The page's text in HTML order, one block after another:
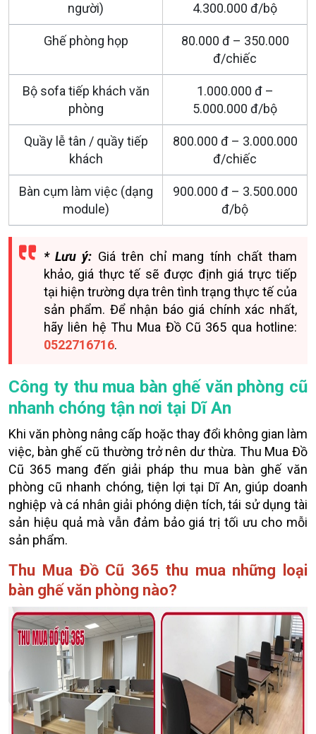
người) 4.300.000 đ/bộ
Ghế phòng họp
80.000 đ – 350.000
đ/chiếc
Bộ sofa tiếp khách văn
phòng
1.000.000 đ –
5.000.000 đ/bộ
Quầy lễ tân / quầy tiếp
khách
800.000 đ – 3.000.000
đ/chiếc
Bàn cụm làm việc (dạng
module)
900.000 đ – 3.500.000
đ/bộ
* Lưu ý: Giá trên chỉ mang tính chất tham
khảo, giá thực tế sẽ được định giá trực tiếp
tại hiện trường dựa trên tình trạng thực tế của
sản phẩm. Để nhận báo giá chính xác nhất,
hãy liên hệ Thu Mua Đồ Cũ 365 qua hotline:
0522716716.
Công ty thu mua bàn ghế văn phòng cũ
nhanh chóng tận nơi tại Dĩ An
Khi văn phòng nâng cấp hoặc thay đổi không gian làm
việc, bàn ghế cũ thường trở nên dư thừa. Thu Mua Đồ
Cũ 365 mang đến giải pháp thu mua bàn ghế văn
phòng cũ nhanh chóng, tiện lợi tại Dĩ An, giúp doanh
nghiệp và cá nhân giải phóng diện tích, tái sử dụng tài
sản hiệu quả mà vẫn đảm bảo giá trị tối ưu cho mỗi
sản phẩm.
Thu Mua Đồ Cũ 365 thu mua những loại
bàn ghế văn phòng nào?